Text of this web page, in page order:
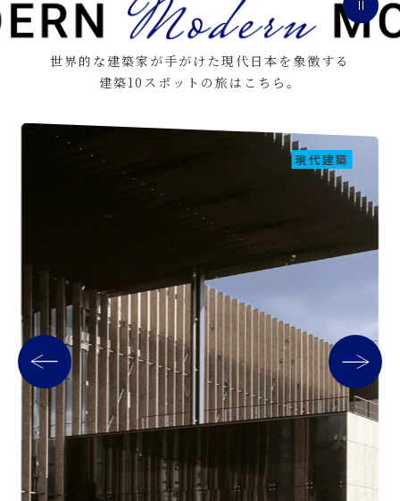
世界的な建築家が手がけた現代日本を象徴する
建築10スポットの旅はこちら。
現代建築